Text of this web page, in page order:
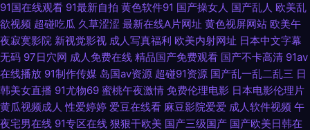
站ww 丝瓜视频草莓视频污 抖阴在线免费看 伊人开心网221 欧美丝袜熟女一
区 俺来也123 婷婷色成人资源 91综合视频在线观看 另类vv 91探花视频在线
更新 91豆花视频社区入口 老湿机导航 97人人干 无码永久免费 东京热福利导
航 一区一区一去二级 精品成人红杏 91免费在线视频 欧美瑟瑟 91视频9999
91国在线观看 91最新自拍 黄色软件91 国产操女人 国产乱人 欧美乱
欲视频 超碰吃瓜 久草涩涩 最新在线A片网址 黄色视屏网站 欧美午
夜寂寞影院 新视觉影视 成人写真福利 欧美内射网址 日本中文字幕
无码 97日穴网 成人免费在线 精品国产免费观看 国产不卡高清 91av
在线播放 91制作传媒 岛国av资源 超碰91资源 国产乱一乱二乱三 日
韩美女直播 91尤物69 蜜桃午夜激情 免费伦理电影 日本电影伦理片
黄瓜视频成人 性爱婷婷 爱豆在线看 麻豆影院爱爱 成人软件视频 午
夜宅男在线 91专区在线 狠狠干欧美 国产三级国产 国产欧美日韩在